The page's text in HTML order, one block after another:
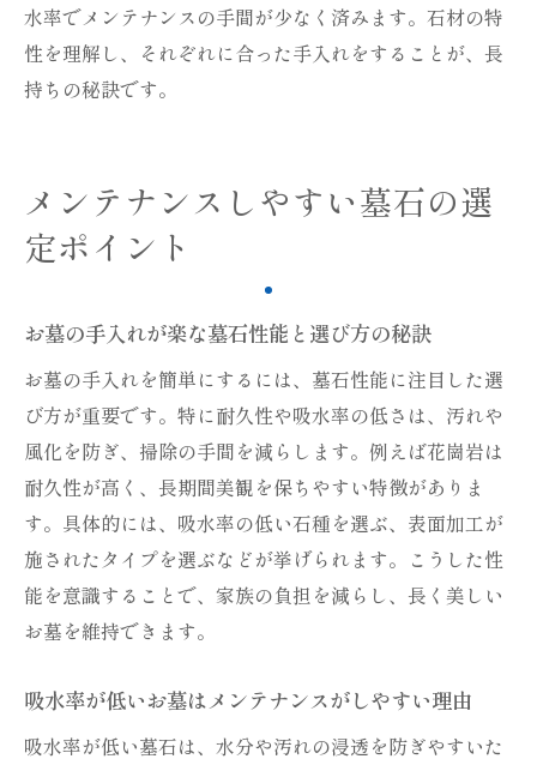
水率でメンテナンスの手間が少なく済みます。石材の特
性を理解し、それぞれに合った手入れをすることが、長
持ちの秘訣です。
メンテナンスしやすい墓石の選
定ポイント
お墓の手入れが楽な墓石性能と選び方の秘訣
お墓の手入れを簡単にするには、墓石性能に注目した選
び方が重要です。特に耐久性や吸水率の低さは、汚れや
風化を防ぎ、掃除の手間を減らします。例えば花崗岩は
耐久性が高く、長期間美観を保ちやすい特徴がありま
す。具体的には、吸水率の低い石種を選ぶ、表面加工が
施されたタイプを選ぶなどが挙げられます。こうした性
能を意識することで、家族の負担を減らし、長く美しい
お墓を維持できます。
吸水率が低いお墓はメンテナンスがしやすい理由
吸水率が低い墓石は、水分や汚れの浸透を防ぎやすいた